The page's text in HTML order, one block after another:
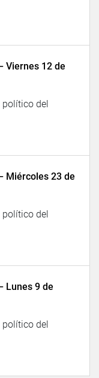
Viernes 12 de
político del
Miércoles 23 de
político del
Lunes 9 de
político del